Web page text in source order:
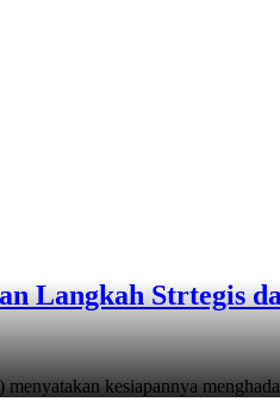
Langkah Strtegis
kesiapannya